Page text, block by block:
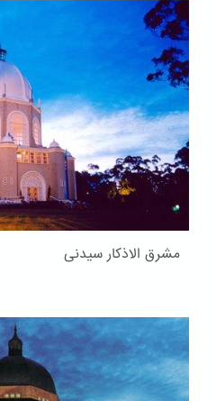
مشرق الاذکار سیدنی